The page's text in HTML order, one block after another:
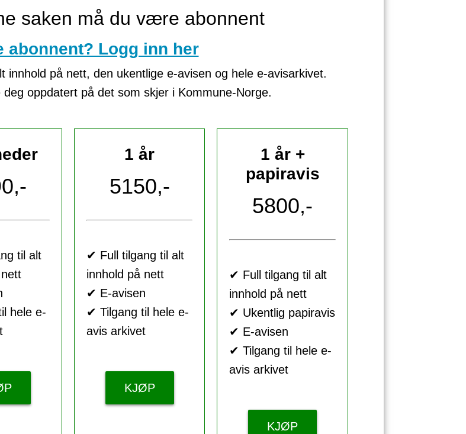
saken må du være abonnent
abonnent? Logg inn her
innhold på nett, den ukentlige e-avisen og hele e-avisarkivet.
oppdatert på det som skjer i Kommune-Norge.
til alt
hele e-
1 år
5150,-
✔ Full tilgang til alt
innhold på nett
✔ E-avisen
✔ Tilgang til hele e-
avis arkivet
KJØP
1 år +
papiravis
5800,-
✔ Full tilgang til alt
innhold på nett
✔ Ukentlig papiravis
✔ E-avisen
✔ Tilgang til hele e-
avis arkivet
KJØP